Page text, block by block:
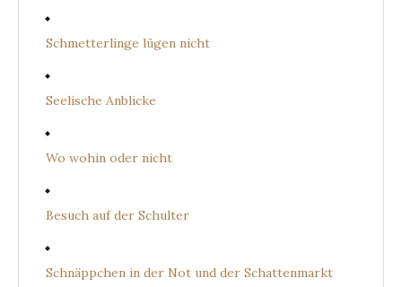
Schmetterlinge lügen nicht
Seelische Anblicke
Wo wohin oder nicht
Besuch auf der Schulter
Schnäppchen in der Not und der Schattenmarkt